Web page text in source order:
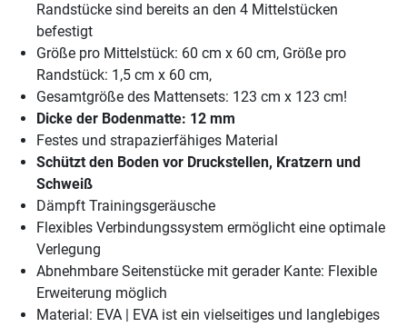
Randstücke sind bereits an den 4 Mittelstücken
befestigt
Größe pro Mittelstück: 60 cm x 60 cm, Größe pro
Randstück: 1,5 cm x 60 cm,
Gesamtgröße des Mattensets: 123 cm x 123 cm!
Dicke der Bodenmatte: 12 mm
Festes und strapazierfähiges Material
Schützt den Boden vor Druckstellen, Kratzern und
Schweiß
Dämpft Trainingsgeräusche
Flexibles Verbindungssystem ermöglicht eine optimale
Verlegung
Abnehmbare Seitenstücke mit gerader Kante: Flexible
Erweiterung möglich
Material: EVA | EVA ist ein vielseitiges und langlebiges